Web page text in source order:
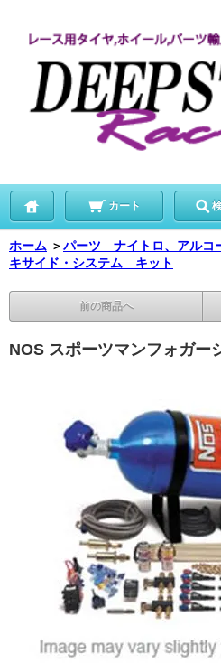
カート
ホーム ＞パーツ ナイトロ、アルコ
キサイド・システム キット
前の商品へ
NOS スポーツマンフォガー